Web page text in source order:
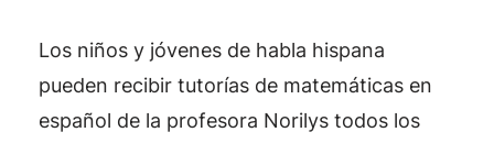
Los niños y jóvenes de habla hispana
pueden recibir tutorías de matemáticas en
español de la profesora Norilys todos los